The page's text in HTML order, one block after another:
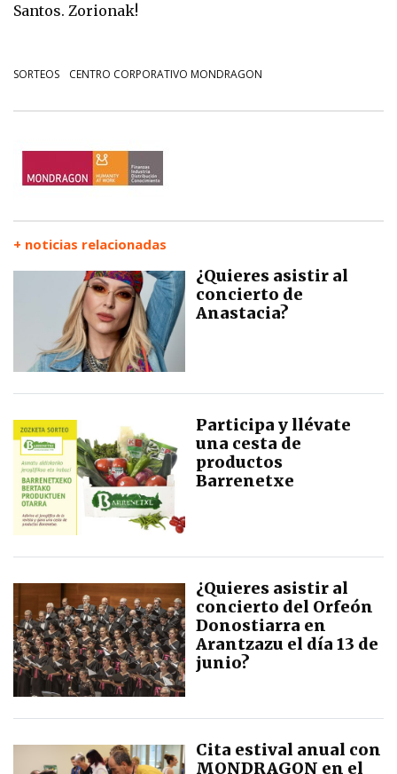
Santos. Zorionak!
SORTEOS CENTRO CORPORATIVO MONDRAGON
+ noticias relacionadas
¿Quieres asistir al
concierto de
Anastacia?
Participa y llévate
una cesta de
productos
Barrenetxe
¿Quieres asistir al
concierto del Orfeón
Donostiarra en
Arantzazu el día 13 de
junio?
Cita estival anual con
MONDRAGON en el